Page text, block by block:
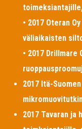
• 2017 Oteran
väliaikaisten
• 2017 Drillmare
2017 Itä-
2017 Tavaran